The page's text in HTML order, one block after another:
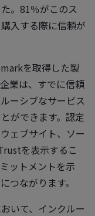
。81％がこのス
入する際に信頼が
を取得した製
業は、すでに信頼
ーシブなサービス
ができます。認定
ェブサイト、ソー
を表示するこ
ットメントを示
つながります。
いて、インクルー